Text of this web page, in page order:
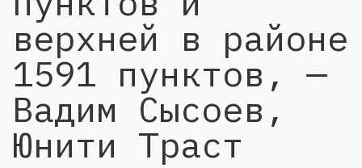
верхней в районе
1591 пунктов, —
Вадим Сысоев,
Юнити Траст